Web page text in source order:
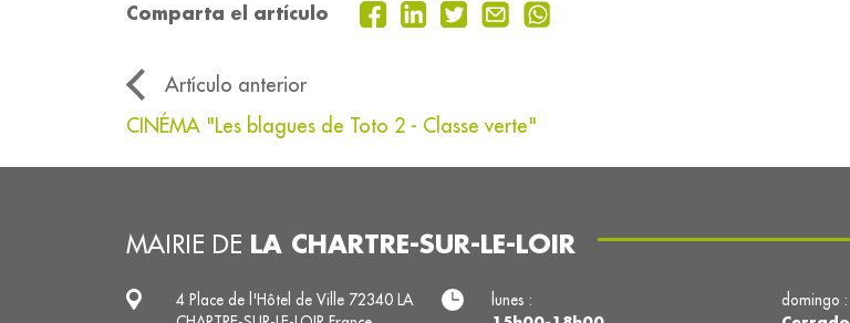
Comparta el artículo
Artículo anterior
CINÉMA "Les blagues de Toto 2 - Classe verte"
MAIRIE DE LA CHARTRE-SUR-LE-LOIR
4 Place de l'Hôtel de Ville 72340 LA
lunes :
domingo :